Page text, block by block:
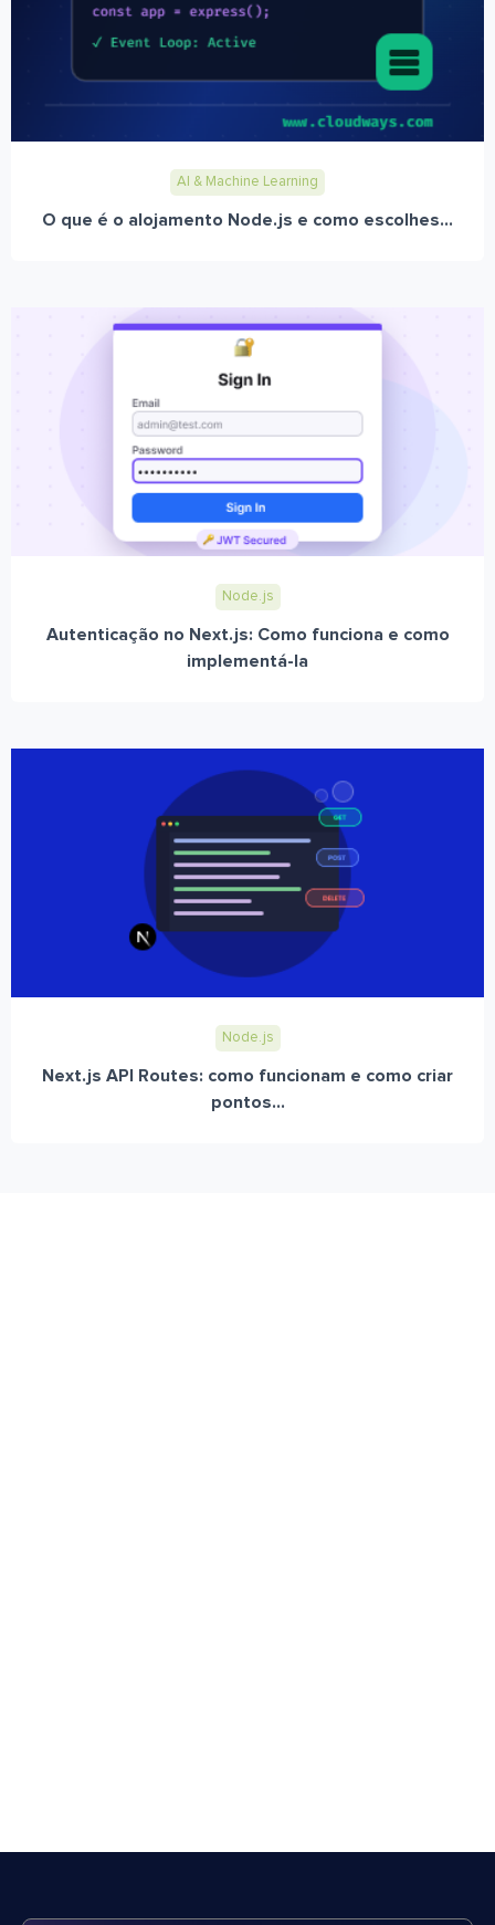
AI & Machine Learning
O que é o alojamento Node.js e como escolhes...
Node.js
Autenticação no Next.js: Como funciona e como
implementá-la
Node.js
Next.js API Routes: como funcionam e como criar
pontos...